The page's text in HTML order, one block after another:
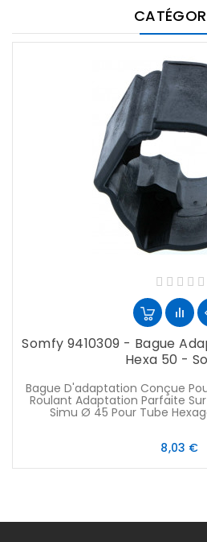
Somfy 9410309 - Bague
Hexa 50 -
Bague D'adaptation Conçue
Roulant Adaptation Parfaite
Simu Ø 45 Pour Tube
8,03 €